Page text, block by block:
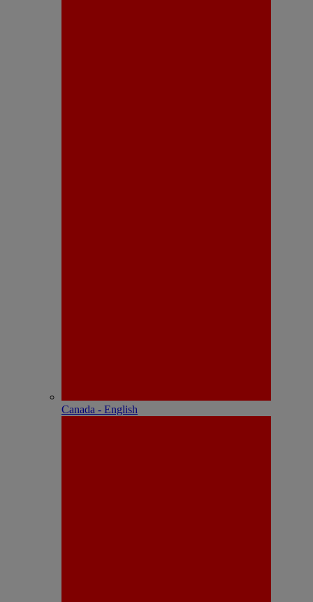
Canada - English